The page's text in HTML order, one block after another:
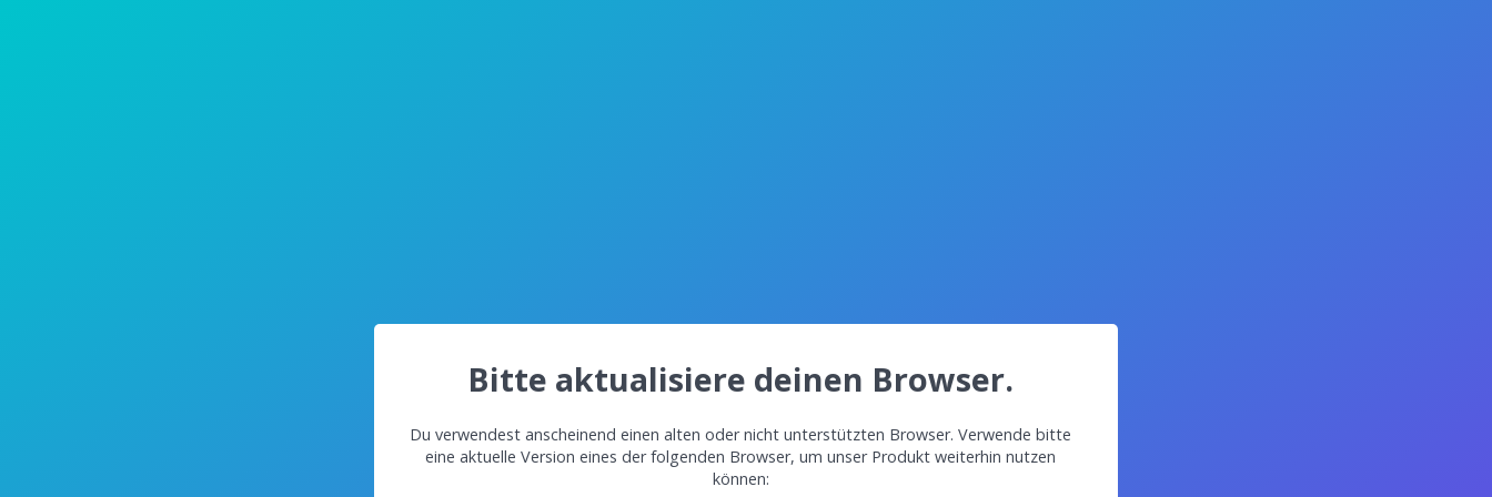
Bitte aktualisiere deinen Browser.
Du verwendest anscheinend einen alten oder nicht unterstützten Browser. Verwende bitte
eine aktuelle Version eines der folgenden Browser, um unser Produkt weiterhin nutzen
können: